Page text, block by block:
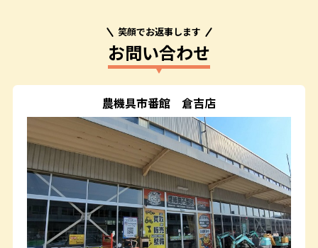
笑顔でお返事します
お問い合わせ
農機具市番館 倉吉店